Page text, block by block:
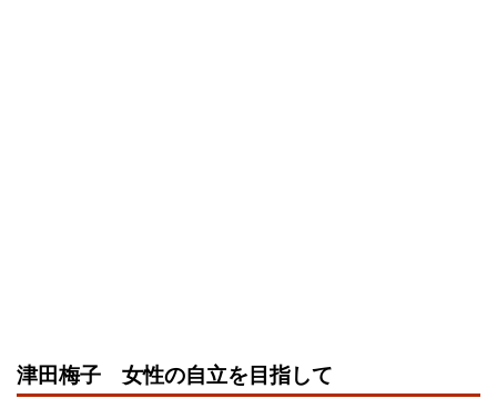
津田梅子 女性の自立を目指して